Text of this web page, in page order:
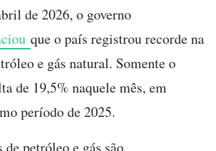
de 2026, o governo
que o país registrou recorde na
e gás natural. Somente o
de 19,5% naquele mês, em
período de 2025.
de petróleo e gás são